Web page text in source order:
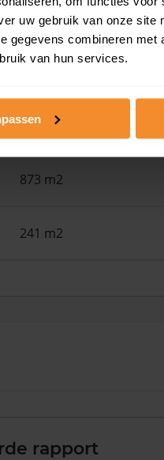
uw gebruik van onze site
gegevens combineren met
van hun services.
410 m2
2.680 m2
873 m2
241 m2
rapport